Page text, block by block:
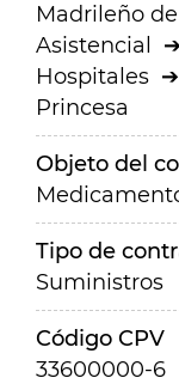
Madrileño
Asistencial
Hospitales
Princesa
Objeto del
Tipo de
Suministros
Código CPV
33600000-6